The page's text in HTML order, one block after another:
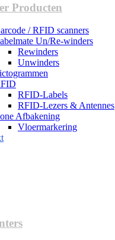
Producten
/ RFID scanners
Un/Re-winders
Rewinders
Unwinders
RFID-Labels
RFID-Lezers & Antennes
Afbakening
Vloermarkering